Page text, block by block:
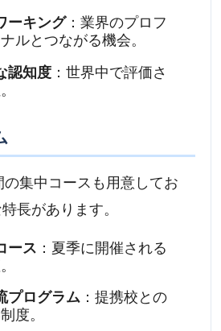
ーキング：業界のプロフ
ルとつながる機会。
認知度：世界中で評価さ
の集中コースも用意してお
長があります。
ース ：夏季に開催される
プログラム：提携校との
度。